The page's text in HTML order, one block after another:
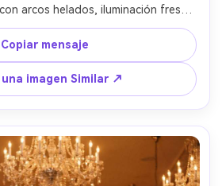
arcos helados, iluminación fresca
visible, copos de nieve suaves
A1 con 85 mm f/1.4, retrato de
nítido en los ojos y cuentas,
de tela, editorial de invierno de
gama- -ar 4:5
Copiar mensaje
imagen Similar ↗